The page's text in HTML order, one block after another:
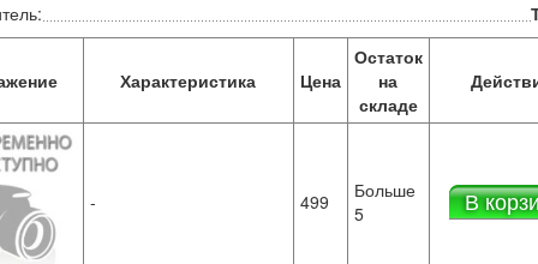
Характеристика Цена
Остаток
на
складе
- 499
Больше
5
В